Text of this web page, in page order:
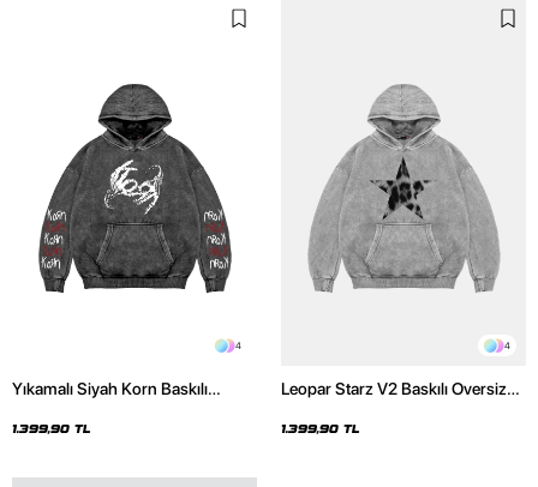
4
Yıkamalı Siyah Korn Baskılı
1.399,90 TL
4
Leopar Starz V2 Baskılı Oversize
Hoodie
1.399,90 TL